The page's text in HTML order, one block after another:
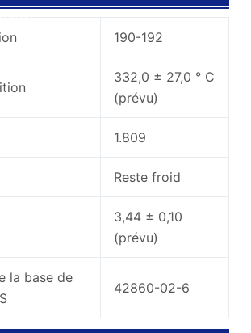
190-192
332,0 ± 27,0 ° C
(prévu)
1.809
Reste froid
3,44 ± 0,10
(prévu)
la base de
42860-02-6